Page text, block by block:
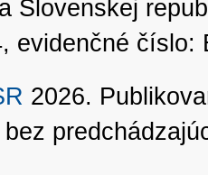
Slovenskej
evidenčné číslo:
2026.